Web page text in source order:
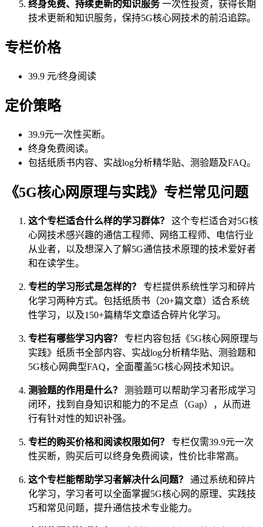
终身免费、持续更新的知识服务一次性投资，获得长期
技术更新和知识服务，保持5G核心网技术的前沿追踪。
专栏价格
39.9 元/终身阅读
定价策略
39.9元一次性买断。
终身免费阅读。
包括纸质书内容、实战log分析精华贴、测验题及FAQ。
《5G核心网原理与实践》专栏常见问题
这个专栏适合什么样的学习群体？
这个专栏适合对5G核
心网技术感兴趣的通信工程师、网络工程师、电信行业
从业者，以及想深入了解5G通信技术原理的技术爱好者
和在读学生。
专栏的学习形式是怎样的？
专栏提供系统性学习和碎片
化学习两种方式。包括纸质书（20+篇文章）适合系统
性学习，以及150+篇精华文章适合碎片化学习。
专栏有哪些学习内容？
专栏内容包括《5G核心网原理与
实践》纸质书全部内容、实战log分析精华贴、测验题和
5G核心网典型FAQ，全面覆盖5G核心网技术知识。
测验题的作用是什么？
测验题可以帮助学习者形成学习
闭环，找到自身知识和能力的不足点（Gap），从而进
行有针对性的知识补强。
专栏的购买价格和阅读权限如何？
专栏仅需39.9元一次
性买断，购买后可以终身免费阅读，性价比非常高。
这个专栏能帮助学习者解决什么问题？
通过系统和碎片
化学习，学习者可以全面掌握5G核心网的原理、实践技
巧和常见问题，提升通信技术专业能力。